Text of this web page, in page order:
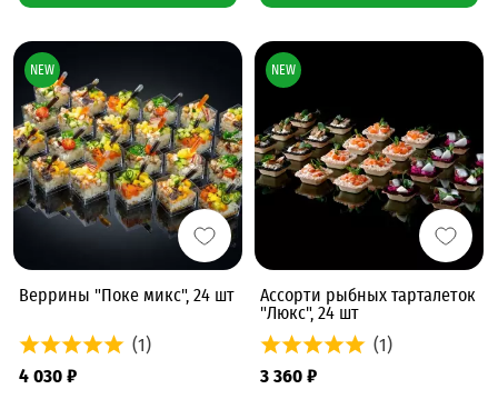
Веррины "Поке микс", 24 шт
(1)
4 030 ₽
NEW
Ассорти рыбных тарталеток
"Люкс", 24 шт
(1)
3 360 ₽
NEW